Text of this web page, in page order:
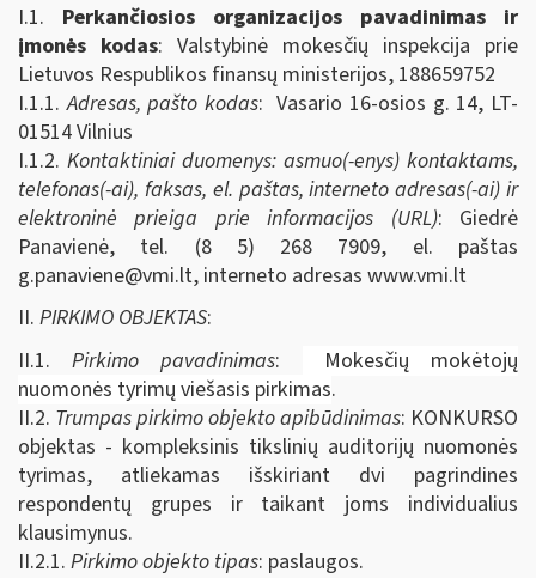
I.1. Perkančiosios organizacijos pavadinimas ir
įmonės kodas: Valstybinė mokesčių inspekcija prie
Lietuvos Respublikos finansų ministerijos, 188659752
I.1.1.Adresas, pašto kodas: Vasario 16-osios g. 14, LT-
01514 Vilnius
I.1.2. Kontaktiniai duomenys: asmuo(-enys) kontaktams,
telefonas(-ai), faksas, el. paštas, interneto adresas(-ai) ir
elektroninė prieiga prie informacijos (URL): Giedrė
Panavienė, tel. (8 5) 268 7909, el. paštas
g.panaviene@vmi.lt, interneto adresas www.vmi.lt
II. PIRKIMO OBJEKTAS:
II.1.Pirkimo pavadinimas:
Mokesčių mokėtojų
nuomonės tyrimų viešasis pirkimas.
II.2. Trumpas pirkimo objekto apibūdinimas: KONKURSO
objektas - kompleksinis tikslinių auditorijų nuomonės
tyrimas, atliekamas išskiriant dvi pagrindines
respondentų grupes ir taikant joms individualius
klausimynus.
II.2.1. Pirkimo objekto tipas: paslaugos.